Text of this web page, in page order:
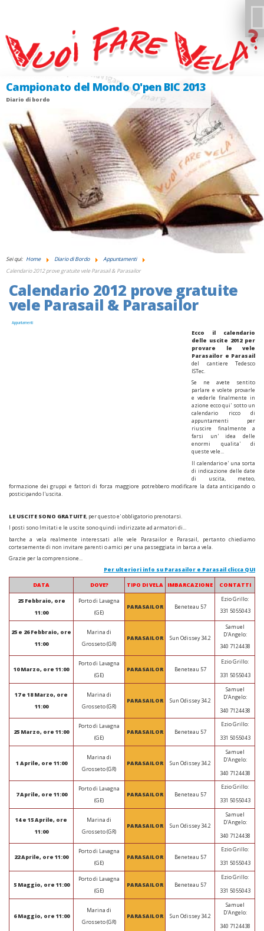
Campionato del Mondo O'pen BIC 2013
Diario di bordo
Regata "VELE D'AGOSTO"
Appuntamenti
GIUDANSKY.COM
Sei qui: Home Diario di Bordo
Appuntamenti
Calendario 2012 prove gratuite vele Parasail & Parasailor
Calendario 2012 prove gratuite
vele Parasail & Parasailor
Appuntamenti
Ecco il calendario
delle uscite 2012 per
provare le vele
Parasailor e Parasail
del cantiere Tedesco
ISTec.
Se ne avete sentito
parlare e volete provarle
e vederle finalmente in
azione ecco qui' sotto un
calendario ricco di
appuntamenti per
riuscire finalmente a
farsi un' idea delle
enormi qualita' di
queste vele...
Il calendario e' una sorta
di indicazione delle date
di uscita, meteo,
formazione dei gruppi e fattori di forza maggiore potrebbero modificare la data anticipando o
posticipando l'uscita.
LE USCITE SONO GRATUITE, per questo e' obbligatorio prenotarsi.
I posti sono lmitati e le uscite sono quindi indirizzate ad armatori di...
barche a vela realmente interessati alle vele Parasailor e Parasail, pertanto chiediamo
cortesemente di non invitare parenti o amici per una passeggiata in barca a vela.
Grazie per la comprensione...
Per ulteriori info su Parasailor e Parasail clicca QUI
DATA DOVE? TIPO DI VELA IMBARCAZIONE CONTATTI
25 Febbraio, ore
11:00
Porto di Lavagna
(GE)
PARASAILOR Beneteau 57
Ezio Grillo:
331 5055043
25 e 26 Febbraio, ore
11:00
Marina di
Grosseto (GR)
PARASAILOR Sun Odissey 34.2
Samuel
D'Angelo:
340 7124438
10 Marzo, ore 11:00
Porto di Lavagna
(GE)
PARASAILOR Beneteau 57
Ezio Grillo:
331 5055043
17 e 18 Marzo, ore
11:00
Marina di
Grosseto (GR)
PARASAILOR Sun Odissey 34.2
Samuel
D'Angelo:
340 7124438
25 Marzo, ore 11:00
Porto di Lavagna
(GE)
PARASAILOR Beneteau 57
Ezio Grillo:
331 5055043
1 Aprile, ore 11:00
Marina di
Grosseto (GR)
PARASAILOR Sun Odissey 34.2
Samuel
D'Angelo:
340 7124438
7 Aprile, ore 11:00
Porto di Lavagna
(GE)
PARASAILOR Beneteau 57
Ezio Grillo:
331 5055043
14 e 15 Aprile, ore
11:00
Marina di
Grosseto (GR)
PARASAILOR Sun Odissey 34.2
Samuel
D'Angelo:
340 7124438
22 Aprile, ore 11:00
Porto di Lavagna
(GE)
PARASAILOR Beneteau 57
Ezio Grillo:
331 5055043
5 Maggio, ore 11:00
Porto di Lavagna
(GE)
PARASAILOR Beneteau 57
Ezio Grillo:
331 5055043
6 Maggio, ore 11:00
Marina di
Grosseto (GR)
PARASAILOR Sun Odissey 34.2
Samuel
D'Angelo:
340 7124438